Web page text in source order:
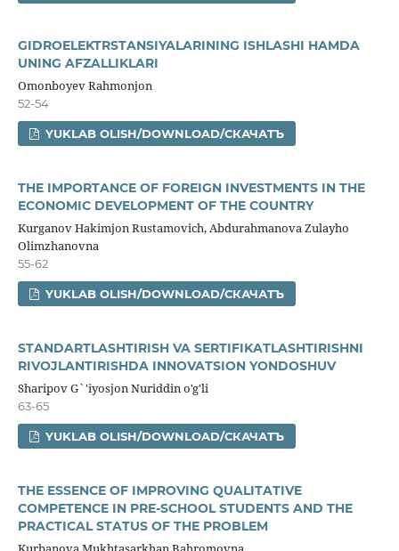
GIDROELEKTRSTANSIYALARINING ISHLASHI HAMDA
UNING AFZALLIKLARI
Omonboyev Rahmonjon
52-54
YUKLAB OLISH/DOWNLOAD/СКАЧАТЪ
THE IMPORTANCE OF FOREIGN INVESTMENTS IN THE
ECONOMIC DEVELOPMENT OF THE COUNTRY
Kurganov Hakimjon Rustamovich, Abdurahmanova Zulayho
Olimzhanovna
55-62
YUKLAB OLISH/DOWNLOAD/СКАЧАТЪ
STANDARTLASHTIRISH VA SERTIFIKATLASHTIRISHNI
RIVOJLANTIRISHDA INNOVATSION YONDOSHUV
Sharipov G`'iyosjon Nuriddin o'g'li
63-65
YUKLAB OLISH/DOWNLOAD/СКАЧАТЪ
THE ESSENCE OF IMPROVING QUALITATIVE
COMPETENCE IN PRE-SCHOOL STUDENTS AND THE
PRACTICAL STATUS OF THE PROBLEM